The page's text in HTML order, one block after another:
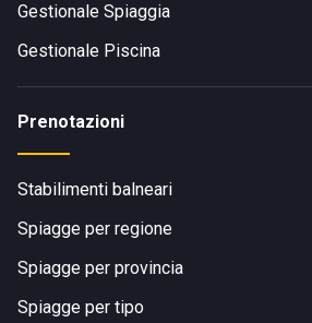
Gestionale Spiaggia
Gestionale Piscina
Prenotazioni
Stabilimenti balneari
Spiagge per regione
Spiagge per provincia
Spiagge per tipo